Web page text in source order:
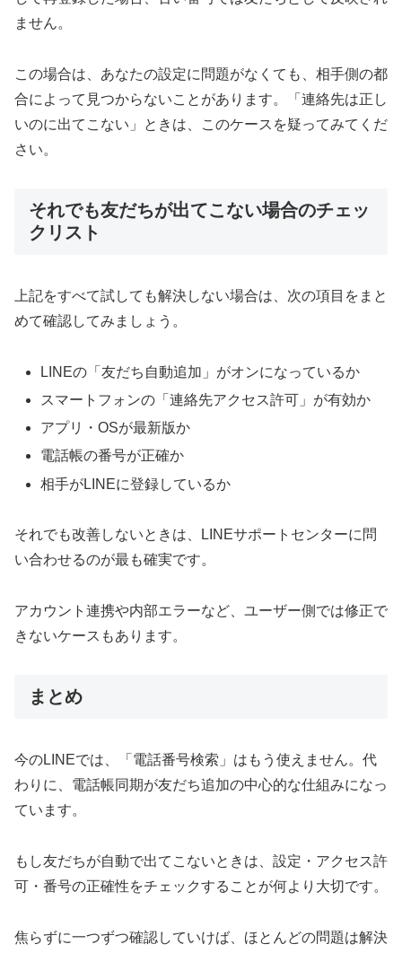
ません。
この場合は、あなたの設定に問題がなくても、相手側の都
合によって見つからないことがあります。「連絡先は正し
いのに出てこない」ときは、このケースを疑ってみてくだ
さい。
それでも友だちが出てこない場合のチェッ
クリスト
上記をすべて試しても解決しない場合は、次の項目をまと
めて確認してみましょう。
LINEの「友だち自動追加」がオンになっているか
スマートフォンの「連絡先アクセス許可」が有効か
アプリ・OSが最新版か
電話帳の番号が正確か
相手がLINEに登録しているか
それでも改善しないときは、LINEサポートセンターに問
い合わせるのが最も確実です。
アカウント連携や内部エラーなど、ユーザー側では修正で
きないケースもあります。
まとめ
今のLINEでは、「電話番号検索」はもう使えません。代
わりに、電話帳同期が友だち追加の中心的な仕組みになっ
ています。
もし友だちが自動で出てこないときは、設定・アクセス許
可・番号の正確性をチェックすることが何より大切です。
焦らずに一つずつ確認していけば、ほとんどの問題は解決